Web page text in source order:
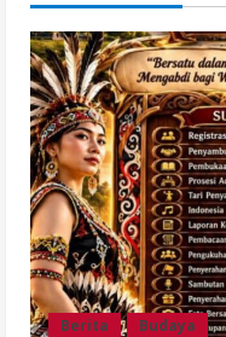
Berita Budaya